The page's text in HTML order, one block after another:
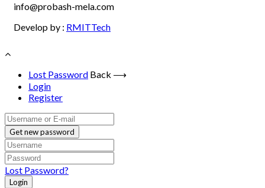
info@probash-mela.com
Develop by : RMITTech
Lost Password Back ⟶
Login
Register
Get new password
Lost Password?
Login